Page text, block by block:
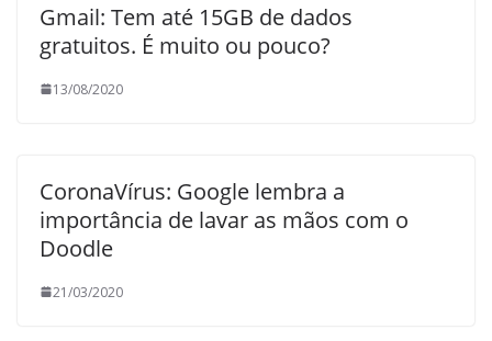
Gmail: Tem até 15GB de dados
gratuitos. É muito ou pouco?
13/08/2020
CoronaVírus: Google lembra a
importância de lavar as mãos com o
Doodle
21/03/2020